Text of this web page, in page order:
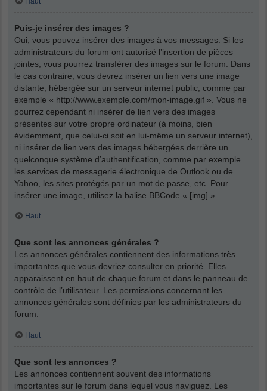
Puis-je insérer des images ?
Oui, vous pouvez insérer des images à vos messages. Si les
administrateurs du forum ont autorisé l’insertion de pièces
jointes, vous pourrez transférer des images sur le forum. Dans
le cas contraire, vous devrez insérer un lien vers une image
distante, hébergée sur un serveur internet public, comme par
exemple « http://www.exemple.com/mon-image.gif ». Vous ne
pourrez cependant ni insérer de lien vers des images
présentes sur votre propre ordinateur (à moins, bien
évidemment, que celui-ci soit en lui-même un serveur internet),
ni insérer de lien vers des images hébergées derrière un
quelconque système d’authentification, comme par exemple
les services de messagerie électronique de Outlook ou de
Yahoo, les sites protégés par un mot de passe, etc. Pour
insérer une image, utilisez la balise BBCode « [img] ».
Haut
Que sont les annonces générales ?
Les annonces générales contiennent des informations très
importantes que vous devriez consulter en priorité. Elles
apparaissent en haut de chaque forum et dans le panneau de
contrôle de l’utilisateur. Les permissions concernant les
annonces générales sont définies par les administrateurs du
forum.
Haut
Que sont les annonces ?
Les annonces contiennent souvent des informations
importantes sur le forum dans lequel vous naviguez. Les